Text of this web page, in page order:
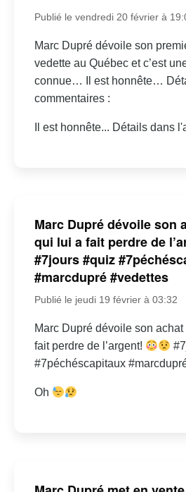
Publié le vendredi 20 février à
Marc Dupré dévoile son
vedette au Québec et c’est
connue… Il est honnête…
commentaires :
Il est honnête... Détails dans
Marc Dupré dévoile son
qui lui a fait perdre de
#7jours #quiz
#marcdupré #vedettes
Publié le jeudi 19 février à 03:32
Marc Dupré dévoile son
fait perdre de l’argent!
#7péchéscapitaux
Oh